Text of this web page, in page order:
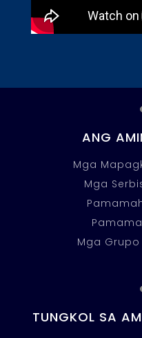
ANG
Mga
Mga
Mga
TUNGKOL SA